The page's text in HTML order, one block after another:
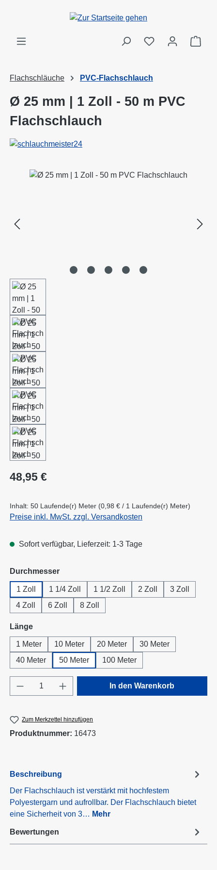
Zum Hauptinhalt springen
Flachschläuche PVC-Flachschlauch
Ø 25 mm | 1 Zoll - 50 m PVC
Flachschlauch
Regulärer Preis:
48,95 €
Inhalt: 50 Laufende(r) Meter (0,98 € / 1 Laufende(r) Meter)
Preise inkl. MwSt. zzgl. Versandkosten
Sofort verfügbar, Lieferzeit: 1-3 Tage
Durchmesserauswählen
1 Zoll 1 1/4 Zoll 1 1/2 Zoll 2 Zoll
3 Zoll
4 Zoll
6 Zoll 8 Zoll
Längeauswählen
1 Meter 10 Meter 20 Meter
30 Meter
40 Meter
50 Meter 100 Meter
Produkt Anzahl: Gib den gewünschten
In den Warenkorb
Zum Merkzettel hinzufügen
Produktnummer: 16473
Beschreibung
Der Flachschlauch ist verstärkt mit hochfestem
Polyestergarn und aufrollbar. Der Flachschlauch bietet
eine Sicherheit von 3… Mehr
Bewertungen